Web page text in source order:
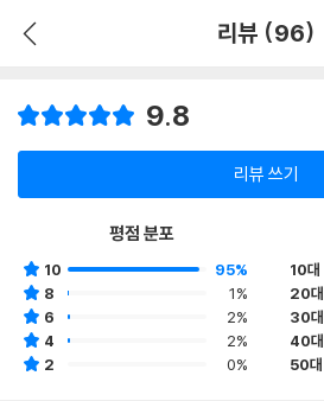
리뷰 (96)
9.8
리뷰 쓰기
평점 분포
10
95%
8
1%
6
2%
4
2%
2
0%
10대
20대
30대
40대
50대